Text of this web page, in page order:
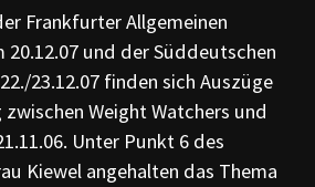
Frankfurter Allgemeinen
20.12.07 und der Süddeutschen
23.12.07 finden sich Auszüge
Weight Watchers und
Unter Punkt 6 des
Kiewel angehalten das Thema